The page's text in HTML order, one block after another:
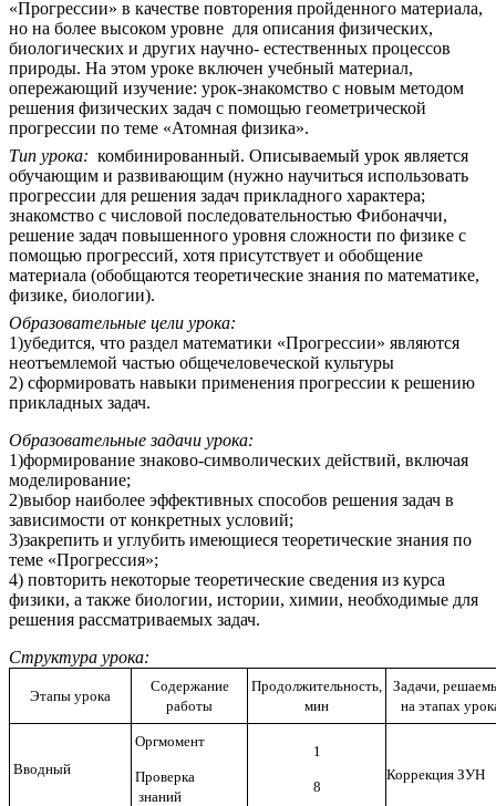
«Прогрессии» в качестве повторения пройденного материала,
но на более высоком уровне для описания физических,
биологических и других научно- естественных процессов
природы. На этом уроке включен учебный материал,
опережающий изучение: урок-знакомство с новым методом
решения физических задач с помощью геометрической
прогрессии по теме «Атомная физика».
Тип урока: комбинированный. Описываемый урок является
обучающим и развивающим (нужно научиться использовать
прогрессии для решения задач прикладного характера;
знакомство с числовой последовательностью Фибоначчи,
решение задач повышенного уровня сложности по физике с
помощью прогрессий, хотя присутствует и обобщение
материала (обобщаются теоретические знания по математике,
физике, биологии).
Образовательные цели урока:
1)убедится, что раздел математики «Прогрессии» являются
неотъемлемой частью общечеловеческой культуры
2) сформировать навыки применения прогрессии к решению
прикладных задач.
Образовательные задачи урока:
1)формирование знаково-символических действий, включая
моделирование;
2)выбор наиболее эффективных способов решения задач в
зависимости от конкретных условий;
3)закрепить и углубить имеющиеся теоретические знания по
теме «Прогрессия»;
4) повторить некоторые теоретические сведения из курса
физики, а также биологии, истории, химии, необходимые для
решения рассматриваемых задач.
Структура урока:
Этапы урока
Содержание
работы
Продолжительность,
мин
Задачи,
на этапах
Вводный
Оргмомент
Проверка
знаний
1
8
Коррекция ЗУН